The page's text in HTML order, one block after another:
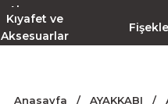
Kıyafet ve
Aksesuarlar
Anasayfa AYAKKABI